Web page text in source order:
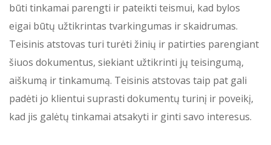
būti tinkamai parengti ir pateikti teismui, kad bylos
eigai būtų užtikrintas tvarkingumas ir skaidrumas.
Teisinis atstovas turi turėti žinių ir patirties parengiant
šiuos dokumentus, siekiant užtikrinti jų teisingumą,
aiškumą ir tinkamumą. Teisinis atstovas taip pat gali
padėti jo klientui suprasti dokumentų turinį ir poveikį,
kad jis galėtų tinkamai atsakyti ir ginti savo interesus.